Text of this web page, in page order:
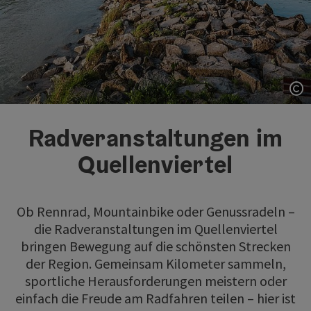
Radveranstaltungen im
Quellenviertel
Ob Rennrad, Mountainbike oder Genussradeln –
die Radveranstaltungen im Quellenviertel
bringen Bewegung auf die schönsten Strecken
der Region. Gemeinsam Kilometer sammeln,
sportliche Herausforderungen meistern oder
einfach die Freude am Radfahren teilen – hier ist